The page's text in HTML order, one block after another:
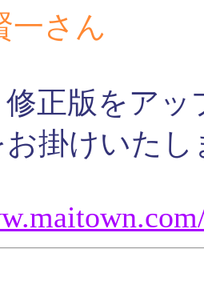
一さん
修正版をア
お掛けいたし
maitown.